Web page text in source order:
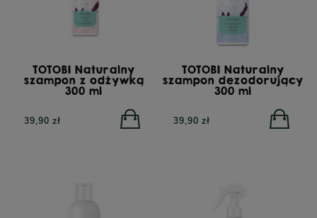
TOTOBI Naturalny
szampon z odżywką
300 ml
39,90 zł
TOTOBI Naturalny
szampon dezodorujący
300 ml
39,90 zł